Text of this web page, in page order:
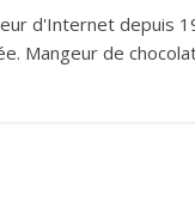
d'Internet depuis
Mangeur de